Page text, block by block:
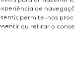
de
permite-nos
ou retirar o
- Clínica